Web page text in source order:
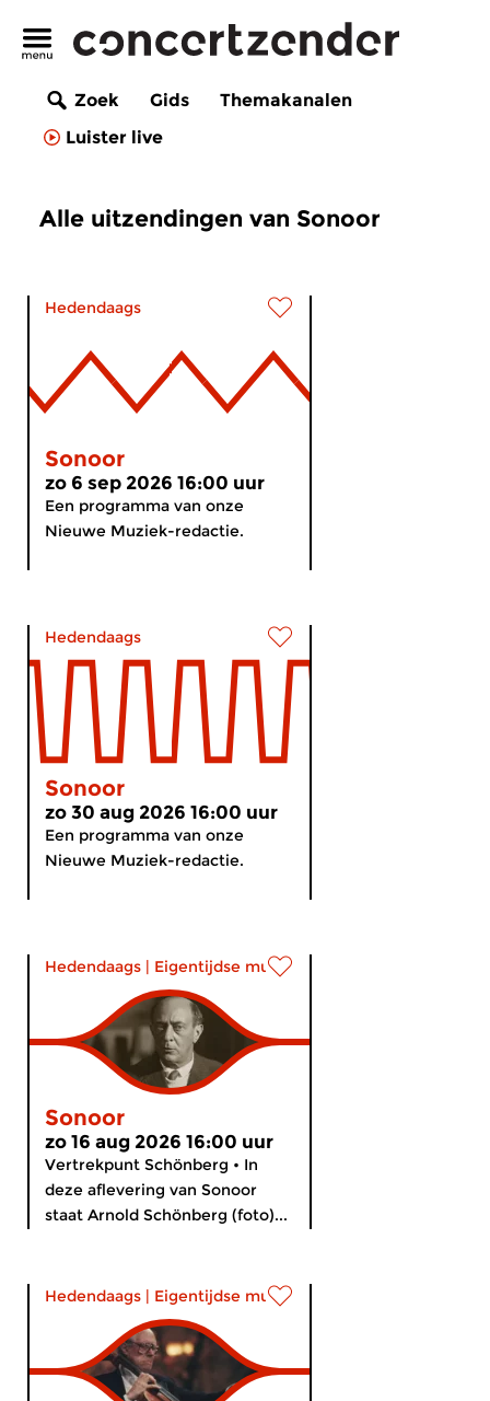
Zoek Gids
Themakanalen
Luister live
Alle uitzendingen van Sonoor
Hedendaags
Sonoor
zo 6 sep 2026 16:00 uur
Een programma van onze
Nieuwe Muziek-redactie.
Hedendaags
Sonoor
zo 30 aug 2026 16:00 uur
Een programma van onze
Nieuwe Muziek-redactie.
Hedendaags | Eigentijdse muziek
Sonoor
zo 16 aug 2026 16:00 uur
Vertrekpunt Schönberg • In
deze aflevering van Sonoor
staat Arnold Schönberg (foto)...
Hedendaags | Eigentijdse muziek